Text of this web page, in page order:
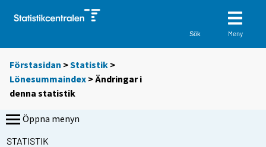
Sök Meny
Förstasidan >Statistik >
Lönesummaindex > Ändringar i
denna statistik
Öppna menyn
STATISTIK